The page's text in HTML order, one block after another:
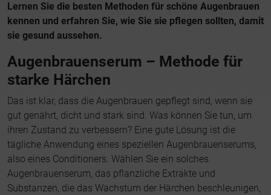
Lernen Sie die besten Methoden für schöne Augenbrauen
kennen und erfahren Sie, wie Sie sie pflegen sollten, damit
sie gesund aussehen.
Augenbrauenserum – Methode für
starke Härchen
Das ist klar, dass die Augenbrauen gepflegt sind, wenn sie
gut genährt, dicht und stark sind. Was können Sie tun, um
ihren Zustand zu verbessern? Eine gute Lösung ist die
tägliche Anwendung eines speziellen Augenbrauenserums,
also eines Conditioners. Wählen Sie ein solches
Augenbrauenserum, das pflanzliche Extrakte und
Substanzen, die das Wachstum der Härchen beschleunigen,